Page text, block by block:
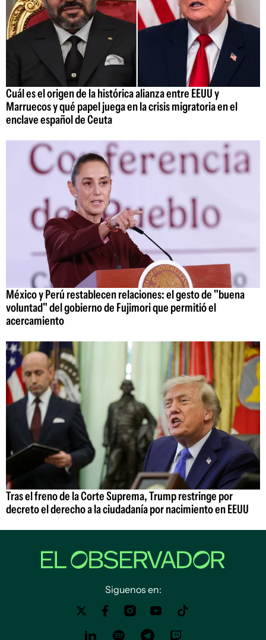
Cuál es el origen de la histórica alianza entre EEUU y
Marruecos y qué papel juega en la crisis migratoria en el
enclave español de Ceuta
México y Perú restablecen relaciones: el gesto de "buena
voluntad" del gobierno de Fujimori que permitió el
acercamiento
Tras el freno de la Corte Suprema, Trump restringe por
decreto el derecho a la ciudadanía por nacimiento en EEUU
Siguenos en: